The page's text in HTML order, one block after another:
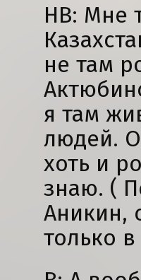
НВ: Мне
не там
я там
людей.
хоть и
знаю. (
Аникин,
только